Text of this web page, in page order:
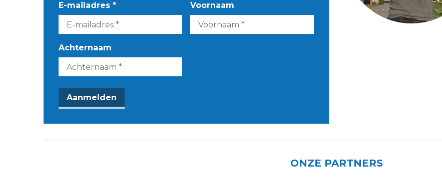
E-mailadres * Voornaam
Achternaam
ONZE PARTNERS